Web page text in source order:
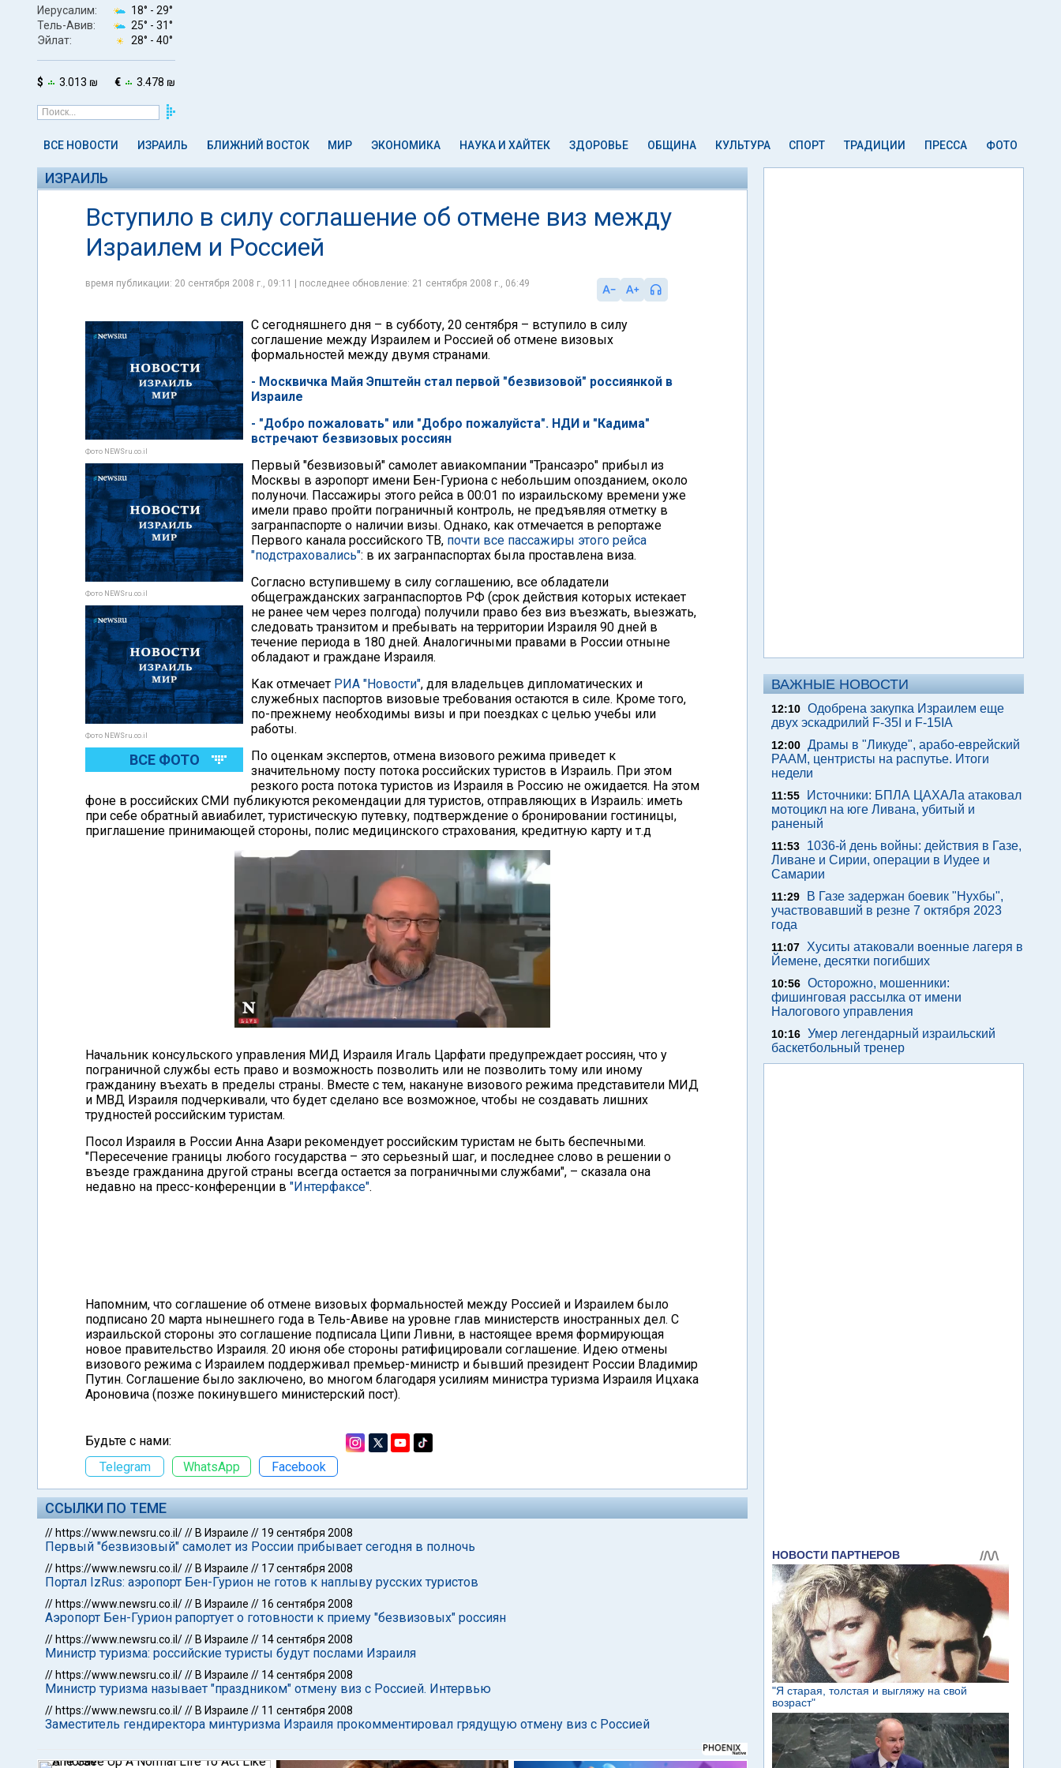
Иерусалим: 18° - 29°
Тель-Авив:
25° - 31°
Эйлат:
28° - 40°
$ 3.013 ₪ € 3.478 ₪
ВСЕ НОВОСТИ ИЗРАИЛЬ БЛИЖНИЙ ВОСТОК МИР ЭКОНОМИКА НАУКА И ХАЙТЕК ЗДОРОВЬЕ ОБЩИНА КУЛЬТУРА СПОРТ ТРАДИЦИИ ПРЕССА ФОТО
ИЗРАИЛЬ
Вступило в силу соглашение об отмене виз между
Израилем и Россией
время публикации: 20 сентября 2008 г., 09:11 | последнее обновление: 21 сентября 2008 г., 06:49
Фото NEWSru.co.il
Фото NEWSru.co.il
Фото NEWSru.co.il
ВСЕ ФОТО
С сегодняшнего дня – в субботу, 20 сентября – вступило в силу
соглашение между Израилем и Россией об отмене визовых
формальностей между двумя странами.
- Москвичка Майя Эпштейн стал первой "безвизовой" россиянкой в
Израиле
- "Добро пожаловать" или "Добро пожалуйста". НДИ и "Кадима"
встречают безвизовых россиян
Первый "безвизовый" самолет авиакомпании "Трансаэро" прибыл из
Москвы в аэропорт имени Бен-Гуриона с небольшим опозданием, около
полуночи. Пассажиры этого рейса в 00:01 по израильскому времени уже
имели право пройти пограничный контроль, не предъявляя отметку в
загранпаспорте о наличии визы. Однако, как отмечается в репортаже
Первого канала российского ТВ, почти все пассажиры этого рейса
"подстраховались": в их загранпаспортах была проставлена виза.
Согласно вступившему в силу соглашению, все обладатели
общегражданских загранпаспортов РФ (срок действия которых истекает
не ранее чем через полгода) получили право без виз въезжать, выезжать,
следовать транзитом и пребывать на территории Израиля 90 дней в
течение периода в 180 дней. Аналогичными правами в России отныне
обладают и граждане Израиля.
Как отмечает РИА "Новости", для владельцев дипломатических и
служебных паспортов визовые требования остаются в силе. Кроме того,
по-прежнему необходимы визы и при поездках с целью учебы или
работы.
По оценкам экспертов, отмена визового режима приведет к
значительному посту потока российских туристов в Израиль. При этом
резкого роста потока туристов из Израиля в Россию не ожидается. На этом
фоне в российских СМИ публикуются рекомендации для туристов, отправляющих в Израиль: иметь
при себе обратный авиабилет, туристическую путевку, подтверждение о бронировании гостиницы,
приглашение принимающей стороны, полис медицинского страхования, кредитную карту и т.д
Начальник консульского управления МИД Израиля Игаль Царфати предупреждает россиян, что у
пограничной службы есть право и возможность позволить или не позволить тому или иному
гражданину въехать в пределы страны. Вместе с тем, накануне визового режима представители МИД
и МВД Израиля подчеркивали, что будет сделано все возможное, чтобы не создавать лишних
трудностей российским туристам.
Посол Израиля в России Анна Азари рекомендует российским туристам не быть беспечными.
"Пересечение границы любого государства – это серьезный шаг, и последнее слово в решении о
въезде гражданина другой страны всегда остается за пограничными службами", – сказала она
недавно на пресс-конференции в "Интерфаксе".
Напомним, что соглашение об отмене визовых формальностей между Россией и Израилем было
подписано 20 марта нынешнего года в Тель-Авиве на уровне глав министерств иностранных дел. С
израильской стороны это соглашение подписала Ципи Ливни, в настоящее время формирующая
новое правительство Израиля. 20 июня обе стороны ратифицировали соглашение. Идею отмены
визового режима с Израилем поддерживал премьер-министр и бывший президент России Владимир
Путин. Соглашение было заключено, во многом благодаря усилиям министра туризма Израиля Ицхака
Ароновича (позже покинувшего министерский пост).
Будьте с нами:
Telegram
WhatsApp Facebook
ССЫЛКИ ПО ТЕМЕ
// https://www.newsru.co.il/// В Израиле // 19 сентября 2008
Первый "безвизовый" самолет из России прибывает сегодня в полночь
// https://www.newsru.co.il/// В Израиле // 17 сентября 2008
Портал IzRus: аэропорт Бен-Гурион не готов к наплыву русских туристов
// https://www.newsru.co.il/// В Израиле // 16 сентября 2008
Аэропорт Бен-Гурион рапортует о готовности к приему "безвизовых" россиян
// https://www.newsru.co.il/// В Израиле // 14 сентября 2008
Министр туризма: российские туристы будут послами Израиля
// https://www.newsru.co.il/// В Израиле // 14 сентября 2008
Министр туризма называет "праздником" отмену виз с Россией. Интервью
// https://www.newsru.co.il/// В Израиле // 11 сентября 2008
Заместитель гендиректора минтуризма Израиля прокомментировал грядущую отмену виз с Россией
ВАЖНЫЕ НОВОСТИ
12:10 Одобрена закупка Израилем еще
двух эскадрилий F-35I и F-15IA
12:00 Драмы в "Ликуде", арабо-еврейский
РААМ, центристы на распутье. Итоги
недели
11:55
Источники: БПЛА ЦАХАЛа атаковал
мотоцикл на юге Ливана, убитый и
раненый
11:53
1036-й день войны: действия в Газе,
Ливане и Сирии, операции в Иудее и
Самарии
11:29
В Газе задержан боевик "Нухбы",
участвовавший в резне 7 октября 2023
года
11:07
Хуситы атаковали военные лагеря в
Йемене, десятки погибших
10:56 Осторожно, мошенники:
фишинговая рассылка от имени
Налогового управления
10:16 Умер легендарный израильский
баскетбольный тренер